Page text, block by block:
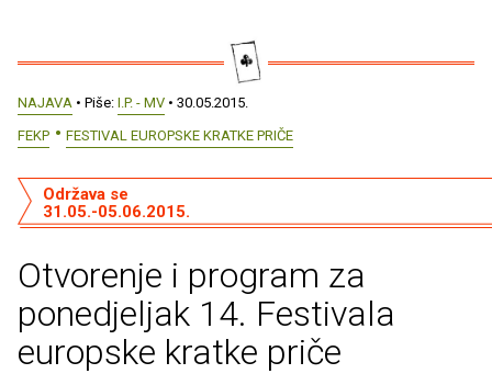
NAJAVA • Piše: I.P. - MV • 30.05.2015.
FEKP
FESTIVAL EUROPSKE KRATKE PRIČE
Otvorenje i program za
ponedjeljak 14. Festivala
europske kratke priče
Održava se
31.05.-05.06.2015.